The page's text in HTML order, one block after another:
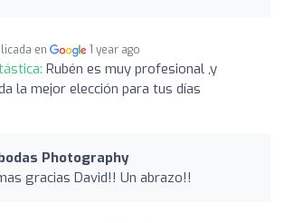
en 1 year ago
Rubén es muy profesional ,y
la mejor elección para tus días
Photography
gracias David!! Un abrazo!!